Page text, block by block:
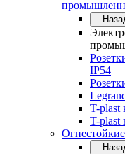
IP54
T-plast
T-plast